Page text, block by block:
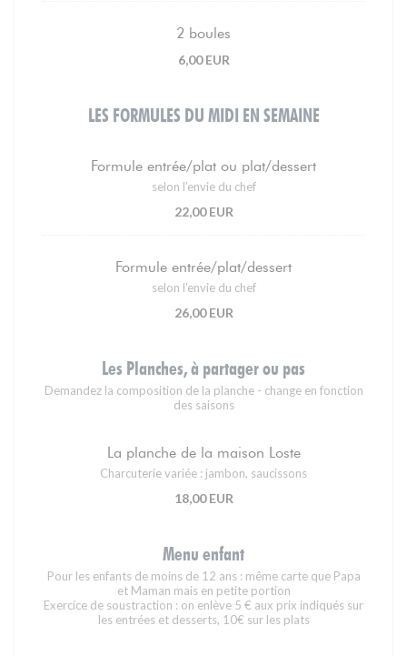
2 boules
6,00 EUR
LES FORMULES DU MIDI EN SEMAINE
Formule entrée/plat ou plat/dessert
selon l'envie du chef
22,00 EUR
Formule entrée/plat/dessert
selon l'envie du chef
26,00 EUR
Les Planches, à partager ou pas
Demandez la composition de la planche - change en fonction
des saisons
La planche de la maison Loste
Charcuterie variée : jambon, saucissons
18,00 EUR
Menu enfant
Pour les enfants de moins de 12 ans : même carte que Papa
et Maman mais en petite portion
Exercice de soustraction : on enlève 5 € aux prix indiqués sur
les entrées et desserts, 10€ sur les plats